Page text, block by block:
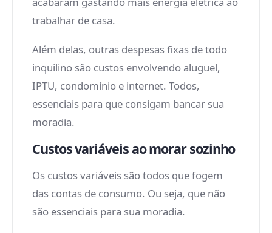
trabalhar de casa.
Além delas, outras despesas fixas de todo
inquilino são custos envolvendo aluguel,
IPTU, condomínio e internet. Todos,
essenciais para que consigam bancar sua
moradia.
Custos variáveis ao morar sozinho
Os custos variáveis são todos que fogem
das contas de consumo. Ou seja, que não
são essenciais para sua moradia.